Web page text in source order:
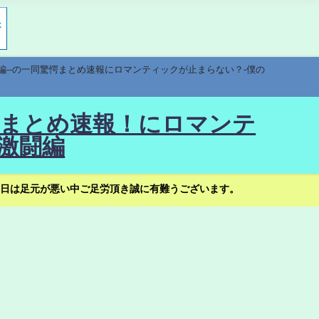
の一同驚愕まとめ速報にロマンティックが止まらない？-僕の
とめ速報！にロマンテ
闘編
足元が悪い中ご足労頂き誠に有難うございます。